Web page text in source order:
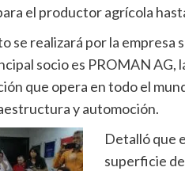
el productor agrícola
se realizará por la
socio es PROMAN
que opera en todo el
y automoción.
Detalló que
superficie